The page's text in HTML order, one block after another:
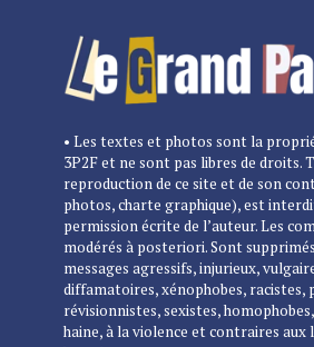
• Les textes et photos sont la
3P2F et ne sont pas libres de droits.
reproduction de ce site et de son
photos, charte graphique), est
permission écrite de l’auteur. Les
modérés à posteriori. Sont
messages agressifs, injurieux,
diffamatoires, xénophobes, racistes,
révisionnistes, sexistes,
haine, à la violence et contraires aux